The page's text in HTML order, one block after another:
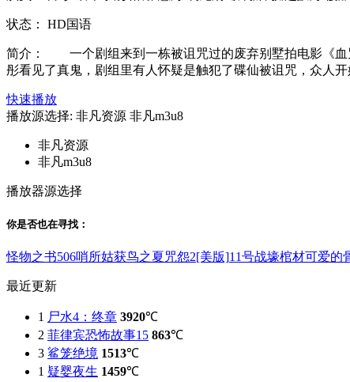
状态： HD国语
简介：
一个剧组来到一栋被诅咒过的废弃别墅拍电影《血
彤看见了真鬼，剧组里有人怀疑是触犯了碟仙被诅咒，众人
快速播放
播放源选择: 非凡资源 非凡m3u8
非凡资源
非凡m3u8
播放器源选择
你是否也在寻找 ：
怪物之书506哨所姑获鸟之夏咒怨2[美版]11号战壕棺材可爱的
最近更新
1 尸水4：终章 3920℃
2 菲律宾恐怖故事15 863℃
3 鲨笼绝境 1513℃
1 疑婴夜生 1459℃